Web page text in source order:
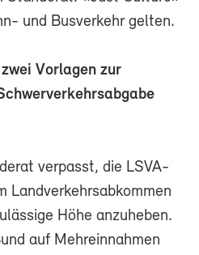
und Busverkehr gelten.
Vorlagen zur
verpasst, die LSVA-
Landverkehrsabkommen
Höhe anzuheben.
auf Mehreinnahmen